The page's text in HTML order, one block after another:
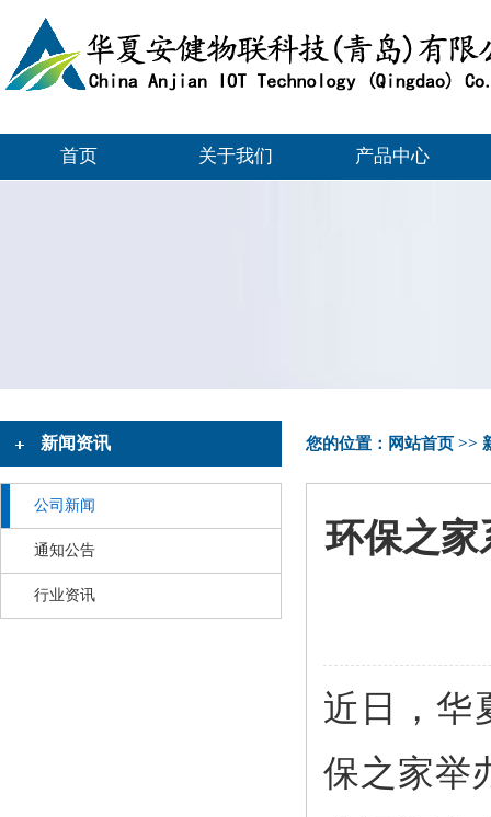
首页 关于我们 产品中心
新闻资讯
公司新闻
通知公告
行业资讯
您的位置： 网站首页 >>
环保之家
近日，华
保之家举